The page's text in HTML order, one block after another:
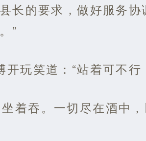
长的要求，做好服务
”
开玩笑道：“站着可不
着吞。一切尽在酒中